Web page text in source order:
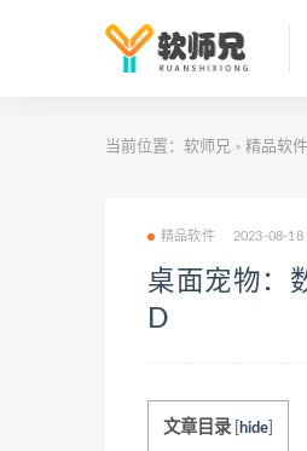
当前位置： 软师兄 > 精品软件
精品软件 2023-08-18
桌面宠物：
D
文章目录 hide